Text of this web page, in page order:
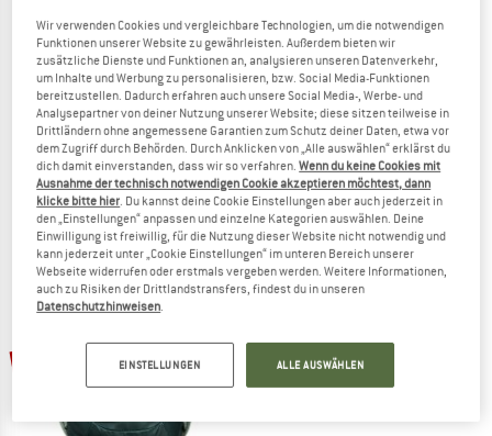
TATONKA
Cape
Poncho
89,95 € 71,96 €
5,0(1)
TATONKA
Great Escape 60+15
Reiserucksack
249,95 €212,46 €
5,0(1)
Wir verwenden Cookies und vergleichbare Technologien, um die notwendigen
Funktionen unserer Website zu gewährleisten. Außerdem bieten wir
zusätzliche Dienste und Funktionen an, analysieren unseren Datenverkehr,
um Inhalte und Werbung zu personalisieren, bzw. Social Media-Funktionen
bereitzustellen. Dadurch erfahren auch unsere Social Media-, Werbe- und
Analysepartner von deiner Nutzung unserer Website; diese sitzen teilweise in
Drittländern ohne angemessene Garantien zum Schutz deiner Daten, etwa vor
dem Zugriff durch Behörden. Durch Anklicken von „Alle auswählen“ erklärst du
dich damit einverstanden, dass wir so verfahren.Wenn du keine Cookies mit
Ausnahme der technisch notwendigen Cookie akzeptieren möchtest, dann
klicke bitte hier . Du kannst deine Cookie Einstellungen aber auch jederzeit in
den „Einstellungen“ anpassen und einzelne Kategorien auswählen. Deine
Einwilligung ist freiwillig, für die Nutzung dieser Website nicht notwendig und
kann jederzeit unter „Cookie Einstellungen“ im unteren Bereich unserer
Webseite widerrufen oder erstmals vergeben werden. Weitere Informationen,
auch zu Risiken der Drittlandstransfers, findest du in unseren
Datenschutzhinweisen
EINSTELLUNGEN ALLE AUSWÄHLEN